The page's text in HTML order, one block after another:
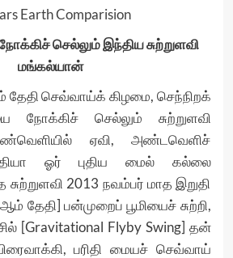
செல்லும் இந்திய சுற்றுளவி
மங்கல்யான்
தேதி செவ்வாய்க் கிழமை, செந்நிறக்
செல்லும் சுற்றுளவி
ஏவி, அண்டவெளிச்
ஓர் புதிய மைல் கல்லை
சுற்றுளவி 2013 நவம்பர் மாத இறுதி
தேதி] பன்முறைப் பூமியைச் சுற்றி,
[Gravitational Flyby Swing] தன்
பரிதி மையச் செவ்வாய்